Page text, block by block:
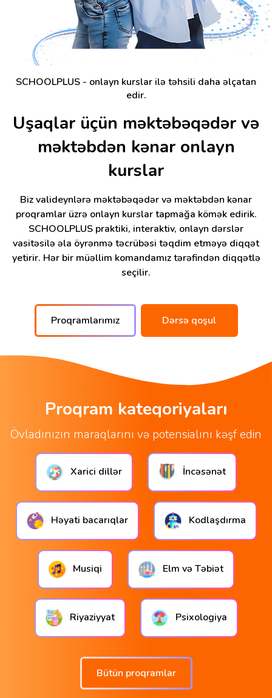
SCHOOLPLUS - onlayn kurslar ilə təhsili daha əlçatan
edir.
Uşaqlar üçün məktəbəqədər və
məktəbdən kənar onlayn
kurslar
Biz valideynlərə məktəbəqədər və məktəbdən kənar
proqramlar üzrə onlayn kurslar tapmağa kömək edirik.
SCHOOLPLUS praktiki, interaktiv, onlayn dərslər
vasitəsilə əla öyrənmə təcrübəsi təqdim etməyə diqqət
yetirir. Hər bir müəllim komandamız tərəfindən diqqətlə
seçilir.
Proqramlarımız Dərsə qoşul
Proqram kateqoriyaları
Övladınızın maraqlarını və potensialını kəşf edin
Xarici dillər İncəsənət
Həyati bacarıqlar Kodlaşdırma
Musiqi Elm və Təbiət
Riyaziyyat Psixologiya
Bütün proqramlar